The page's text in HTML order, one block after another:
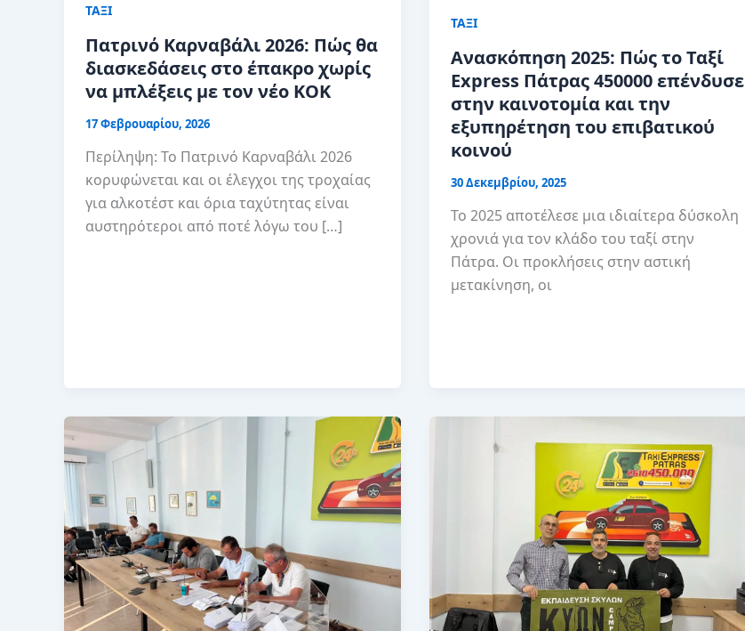
ΤΑΞΙ
Πατρινό Καρναβάλι 2026: Πώς θα
διασκεδάσεις στο έπακρο χωρίς
να μπλέξεις με τον νέο ΚΟΚ
17 Φεβρουαρίου, 2026
Περίληψη: Το Πατρινό Καρναβάλι 2026
κορυφώνεται και οι έλεγχοι της τροχαίας
για αλκοτέστ και όρια ταχύτητας είναι
αυστηρότεροι από ποτέ λόγω του […]
ΤΑΞΙ
Ανασκόπηση 2025: Πώς το Ταξί
Express Πάτρας 450000 επένδυσε
στην καινοτομία και την
εξυπηρέτηση του επιβατικού
κοινού
30 Δεκεμβρίου, 2025
Το 2025 αποτέλεσε μια ιδιαίτερα δύσκολη
χρονιά για τον κλάδο του ταξί στην
Πάτρα. Οι προκλήσεις στην αστική
μετακίνηση, οι